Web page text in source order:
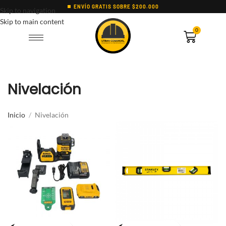
Skip to navigation
Skip to main content
ENVÍO GRATIS SOBRE $200.000
0
Nivelación
Inicio Nivelación